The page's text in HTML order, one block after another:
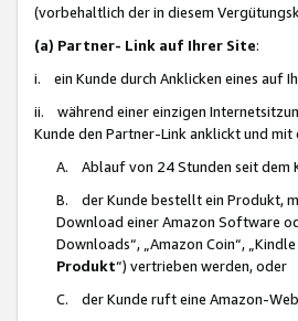
(vorbehaltlich der in diesem
(a) Partner- Link auf Ihrer Site:
i. ein Kunde durch Anklicken eines auf
ii. während einer einzigen
Kunde den Partner-Link anklickt und
A. Ablauf von 24 Stunden seit dem
B. der Kunde bestellt ein Produkt,
Download einer Amazon Software
Downloads“, „Amazon Coin“,
Produkt“) vertrieben werden, oder
C. der Kunde ruft eine Amazon-